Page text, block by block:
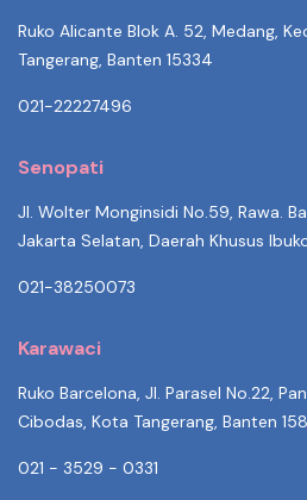
Ruko Alicante Blok A. 52, Medang,
Tangerang, Banten 15334
021-22227496
Senopati
Jl. Wolter Monginsidi No.59, Rawa.
Jakarta Selatan, Daerah Khusus
021-38250073
Karawaci
Ruko Barcelona, Jl. Parasel No.22,
Cibodas, Kota Tangerang, Banten
021 - 3529 - 0331